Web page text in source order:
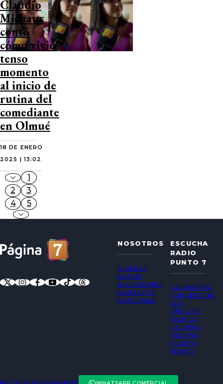
Claudio
Michaux
contó
cómo vivió
tenso
momento
al inicio de
rutina del
comediante
en Olmué
18 DE ENERO
2025 | 13:02
1
2
3
4
5
NOSOTROS
QUIÉNES
SOMOS
DIRECCIONES
CONTACTO
COMERCIAL
ESCUCHA
RADIO
PUNTO 7
VALPARAÍSO
CONCEPCIÓN
LOS
ÁNGELES
TEMUCO
VALDIVIA
OSORNO
PUERTO
MONTT